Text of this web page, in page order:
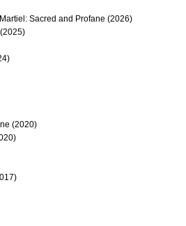
Sacred and Profane (2026)
(2020)